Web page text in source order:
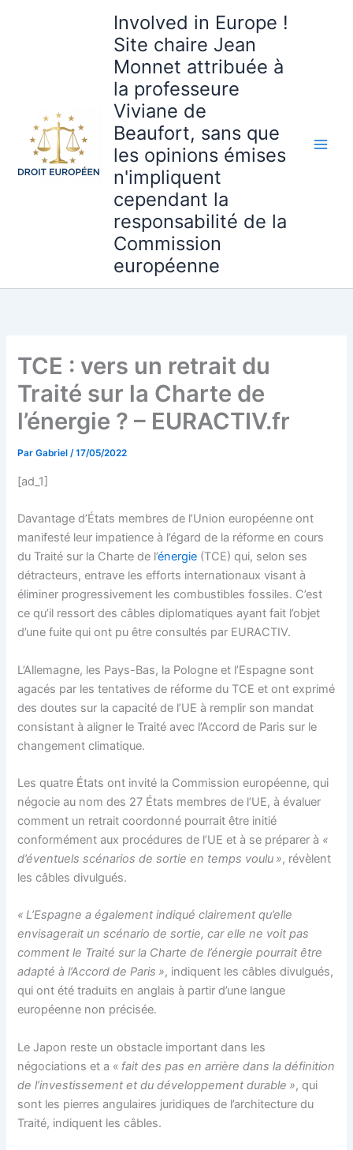
Involved in Europe !
Site chaire Jean
Monnet attribuée à
la professeure
Viviane de
Beaufort, sans que
les opinions émises
n'impliquent
cependant la
responsabilité de la
Commission
européenne
TCE : vers un retrait du
Traité sur la Charte de
l’énergie ? – EURACTIV.fr
ParGabriel/17/05/2022
[ad_1]
Davantage d’États membres de l’Union européenne ont
manifesté leur impatience à l’égard de la réforme en cours
du Traité sur la Charte de l’énergie (TCE) qui, selon ses
détracteurs, entrave les efforts internationaux visant à
éliminer progressivement les combustibles fossiles. C’est
ce qu’il ressort des câbles diplomatiques ayant fait l’objet
d’une fuite qui ont pu être consultés par EURACTIV.
L’Allemagne, les Pays-Bas, la Pologne et l’Espagne sont
agacés par les tentatives de réforme du TCE et ont exprimé
des doutes sur la capacité de l’UE à remplir son mandat
consistant à aligner le Traité avec l’Accord de Paris sur le
changement climatique.
Les quatre États ont invité la Commission européenne, qui
négocie au nom des 27 États membres de l’UE, à évaluer
comment un retrait coordonné pourrait être initié
conformément aux procédures de l’UE et à se préparer à «
d’éventuels scénarios de sortie en temps voulu », révèlent
les câbles divulgués.
« L’Espagne a également indiqué clairement qu’elle
envisagerait un scénario de sortie, car elle ne voit pas
comment le Traité sur la Charte de l’énergie pourrait être
adapté à l’Accord de Paris », indiquent les câbles divulgués,
qui ont été traduits en anglais à partir d’une langue
européenne non précisée.
Le Japon reste un obstacle important dans les
négociations et a « fait des pas en arrière dans la définition
de l’investissement et du développement durable », qui
sont les pierres angulaires juridiques de l’architecture du
Traité, indiquent les câbles.